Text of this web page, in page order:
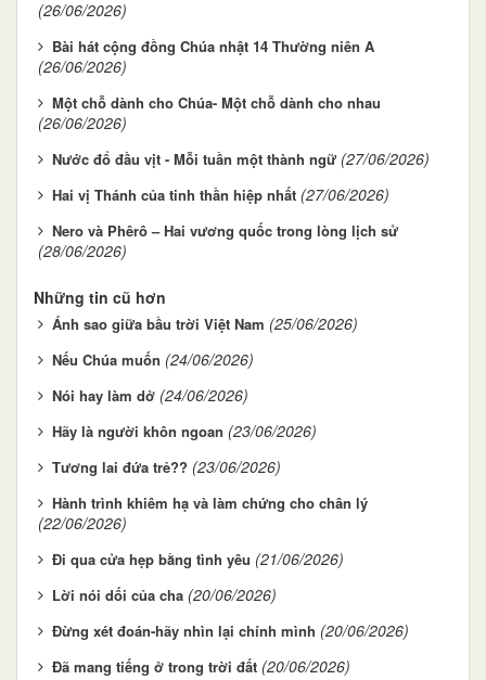
(26/06/2026)
Bài hát cộng đồng Chúa nhật 14 Thường niên A
(26/06/2026)
Một chỗ dành cho Chúa- Một chỗ dành cho nhau
(26/06/2026)
Nước đổ đầu vịt - Mỗi tuần một thành ngữ (27/06/2026)
Hai vị Thánh của tinh thần hiệp nhất (27/06/2026)
Nero và Phêrô – Hai vương quốc trong lòng lịch sử
(28/06/2026)
Những tin cũ hơn
Ánh sao giữa bầu trời Việt Nam (25/06/2026)
Nếu Chúa muốn (24/06/2026)
Nói hay làm dở (24/06/2026)
Hãy là người khôn ngoan (23/06/2026)
Tương lai đứa trẻ?? (23/06/2026)
Hành trình khiêm hạ và làm chứng cho chân lý
(22/06/2026)
Đi qua cửa hẹp bằng tình yêu (21/06/2026)
Lời nói dối của cha (20/06/2026)
Đừng xét đoán-hãy nhìn lại chính mình (20/06/2026)
Đã mang tiếng ở trong trời đất (20/06/2026)